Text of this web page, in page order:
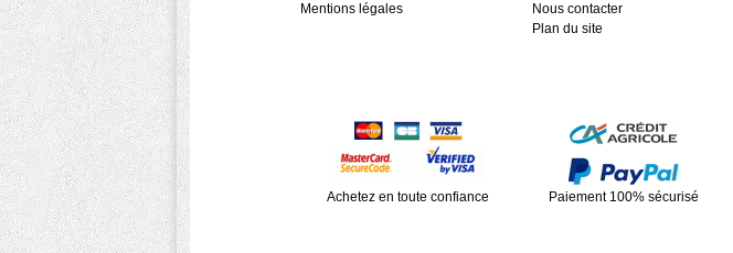
Mentions légales
Nous contacter
Plan du site
Achetez en toute confiance Paiement 100% sécurisé